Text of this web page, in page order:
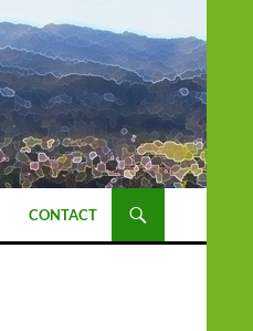
CONTACT